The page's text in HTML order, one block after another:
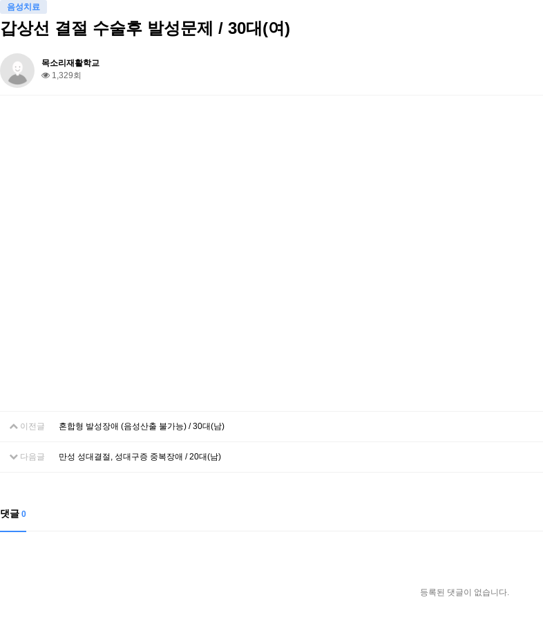
음성치료
갑상선 결절 수술후 발성문제 / 30대(여)
목소리재활학교
1,329회
이전글 혼합형 발성장애 (음성산출 불가능) / 30대(남)
다음글 만성 성대결절, 성대구증 중복장애 / 20대(남)
댓글 0
등록된 댓글이 없습니다.